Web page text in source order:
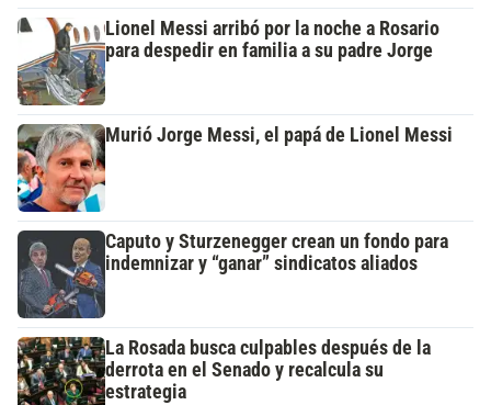
Lionel Messi arribó por la noche a Rosario
para despedir en familia a su padre Jorge
Murió Jorge Messi, el papá de Lionel Messi
Caputo y Sturzenegger crean un fondo para
indemnizar y “ganar” sindicatos aliados
La Rosada busca culpables después de la
derrota en el Senado y recalcula su
estrategia